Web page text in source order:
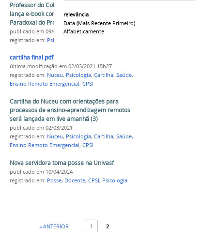
relevância
Data (mais Recente Primeiro)
Alfabeticamente
Professor do Colegiado de Psicologia da Univasf
lança e-book com o tema “A Experiência
Paradoxal do Processo Identitário”
publicado em 09/04/2021
registrado em: Psicologia
cartilha final.pdf
última modificação em 02/03/2021 15h27
registrado em: Nuceu, Psicologia, Cartilha, Saúde,
Ensino Remoto Emergencial, CPSI
Cartilha do Nuceu com orientações para
processos de ensino-aprendizagem remotos
será lançada em live amanhã (3)
publicado em 02/03/2021
registrado em: Nuceu, Psicologia, Cartilha, Saúde,
Ensino Remoto Emergencial, CPSI
Nova servidora toma posse na Univasf
publicado em 10/04/2024
registrado em: Posse, Docente, CPSI, Psicologia
« ANTERIOR 1 2